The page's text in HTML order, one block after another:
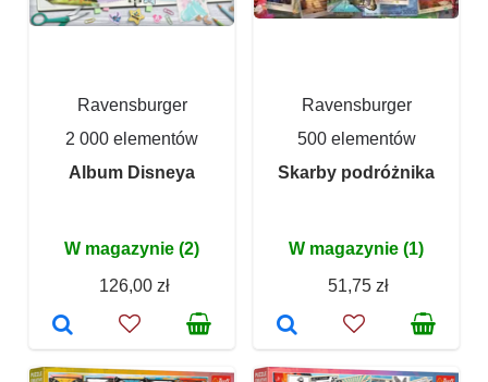
Ravensburger
2 000 elementów
Album Disneya
W magazynie (2)
126,00 zł
Ravensburger
500 elementów
Skarby podróżnika
W magazynie (1)
51,75 zł